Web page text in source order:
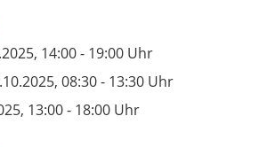
14:00 - 19:00 Uhr
08:30 - 13:30 Uhr
13:00 - 18:00 Uhr